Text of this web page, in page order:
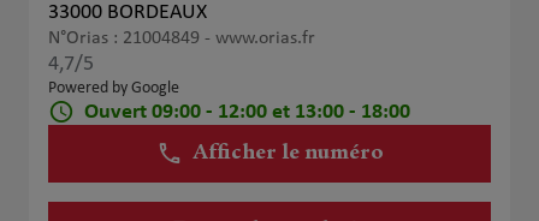
33000 BORDEAUX
N°Orias : 21004849 - www.orias.fr
4,7/5
Powered by Google
Ouvert 09:00 - 12:00 et 13:00 - 18:00
Afficher le numéro